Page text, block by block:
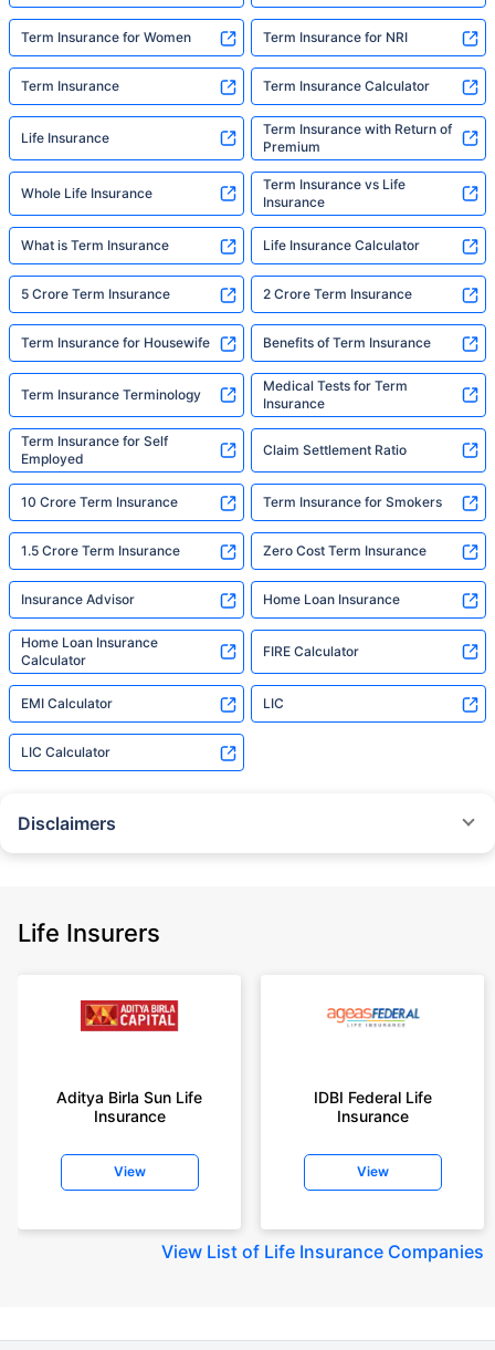
avoiding protection — they're just waiting for
someone to make it easy. That's what we're
here for."
Term Insurance for Women Term Insurance for NRI
Term Insurance Term Insurance Calculator
Life Insurance
Term Insurance with Return of
Premium
Whole Life Insurance
Term Insurance vs Life
Insurance
What is Term Insurance Life Insurance Calculator
5 Crore Term Insurance 2 Crore Term Insurance
Term Insurance for Housewife Benefits of Term Insurance
Term Insurance Terminology
Medical Tests for Term
Insurance
Term Insurance for Self
Employed
Claim Settlement Ratio
10 Crore Term Insurance Term Insurance for Smokers
1.5 Crore Term Insurance Zero Cost Term Insurance
Insurance Advisor Home Loan Insurance
Home Loan Insurance
Calculator
FIRE Calculator
EMI Calculator LIC
LIC Calculator
Disclaimers
Policybazaar does not endorse, rate or recommend any particular insurer
+On the basis of your profile
years of age, rounded off to nearest 10
insurance for an 18 year-old male, non-smoker, with no pre-existing
diseases, cover upto 30 years of age rounded off to nearest 10
old male, non-smoker, with no pre-existing diseases, cover upto 30 years
Life Insurers
Aditya Birla Sun Life
Insurance
View
IDBI Federal Life
Insurance
View
View List of Life Insurance Companies